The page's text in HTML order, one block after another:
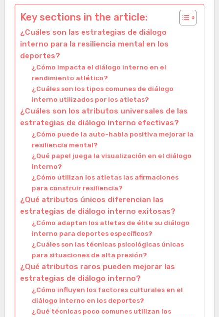
Key sections in the article:
¿Cuáles son las estrategias de diálogo
interno para la resiliencia mental en los
deportes?
¿Cómo impacta el diálogo interno en el
rendimiento atlético?
¿Cuáles son los tipos comunes de diálogo
interno utilizados por los atletas?
¿Cuáles son los atributos universales de las
estrategias de diálogo interno efectivas?
¿Cómo puede la auto-habla positiva mejorar la
resiliencia mental?
¿Qué papel juega la visualización en el diálogo
interno?
¿Cómo utilizan los atletas las afirmaciones
para construir resiliencia?
¿Qué atributos únicos diferencian las
estrategias de diálogo interno exitosas?
¿Cómo adaptan los atletas de élite su diálogo
interno para deportes específicos?
¿Cuáles son las técnicas psicológicas únicas
para situaciones de alta presión?
¿Qué atributos raros pueden mejorar las
estrategias de diálogo interno?
¿Cómo influyen los factores culturales en el
diálogo interno en los deportes?
¿Qué técnicas poco comunes utilizan los